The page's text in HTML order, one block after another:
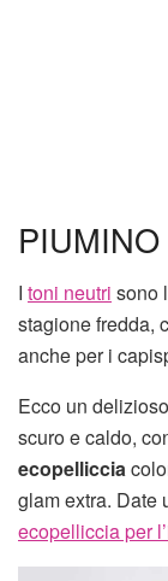
I toni neutri sono
stagione fredda,
anche per i
Ecco un
scuro e caldo,
ecopelliccia
glam extra. Date
ecopelliccia per